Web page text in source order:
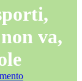
va,